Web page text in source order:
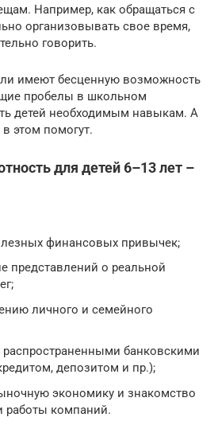
Например, как обращаться с
организовывать свое время,
говорить.
имеют бесценную возможность
пробелы в школьном
детей необходимым навыкам. А
этом помогут.
для детей 6–13 лет –
финансовых привычек;
представлений о реальной
личного и семейного
распространенными банковскими
депозитом и пр.);
экономику и знакомство
работы компаний.